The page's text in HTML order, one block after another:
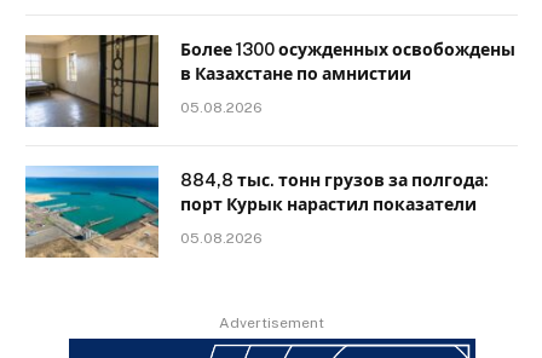
Более 1300 осужденных освобождены
в Казахстане по амнистии
05.08.2026
884,8 тыс. тонн грузов за полгода:
порт Курык нарастил показатели
05.08.2026
Advertisement